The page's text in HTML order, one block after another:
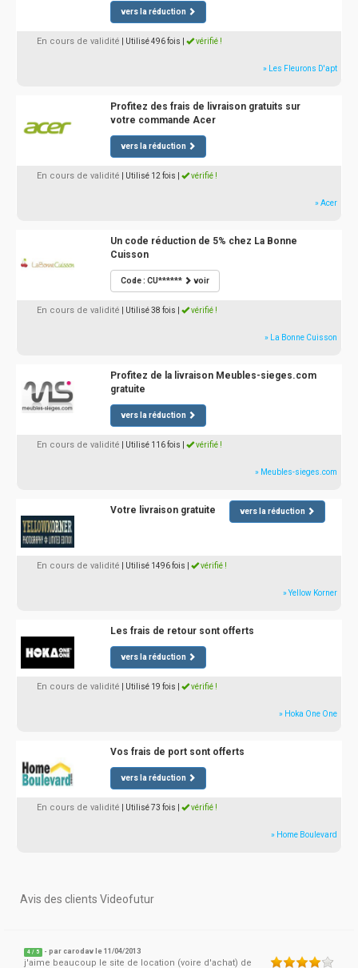
vers la réduction
En cours de validité | Utilisé 496 fois vérifié !
» Les Fleurons D'apt
Profitez des frais de livraison gratuits sur
votre commande Acer
vers la réduction
En cours de validité | Utilisé 12 fois vérifié !
» Acer
Un code réduction de 5% chez La Bonne
Cuisson
Code : CU****** voir
En cours de validité | Utilisé 38 fois vérifié !
» La Bonne Cuisson
Profitez de la livraison Meubles-sieges.com
gratuite
vers la réduction
En cours de validité | Utilisé 116 fois vérifié !
» Meubles-sieges.com
Votre livraison gratuite vers la réduction
En cours de validité | Utilisé 1496 fois vérifié !
» Yellow Korner
Les frais de retour sont offerts
vers la réduction
En cours de validité | Utilisé 19 fois vérifié !
» Hoka One One
Vos frais de port sont offerts
vers la réduction
En cours de validité | Utilisé 73 fois vérifié !
» Home Boulevard
Avis des clients Videofutur
4 / 5 - parcarodav le 11/04/2013
j'aime beaucoup le site de location (voire d'achat) de